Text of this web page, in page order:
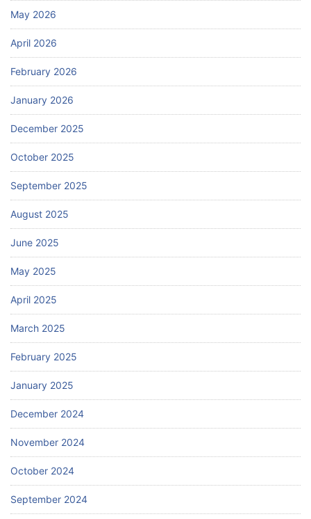
May 2026
April 2026
February 2026
January 2026
December 2025
October 2025
September 2025
August 2025
June 2025
May 2025
April 2025
March 2025
February 2025
January 2025
December 2024
November 2024
October 2024
September 2024